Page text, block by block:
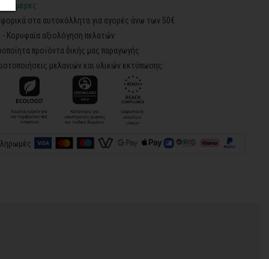
3 ημέρες
στα αυτοκόλλητα για αγορές άνω των 50€
- Κορυφαία αξιολόγηση πελατών
προϊόντα δικής μας παραγωγής
μελανιών και υλικών εκτύπωσης: